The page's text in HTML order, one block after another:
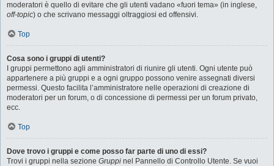
moderatori è quello di evitare che gli utenti vadano «fuori tema» (in inglese,
off-topic) o che scrivano messaggi oltraggiosi ed offensivi.
Top
Cosa sono i gruppi di utenti?
I gruppi permettono agli amministratori di riunire gli utenti. Ogni utente può
appartenere a più gruppi e a ogni gruppo possono venire assegnati diversi
permessi. Questo facilita l’amministratore nelle operazioni di creazione di
moderatori per un forum, o di concessione di permessi per un forum privato,
ecc.
Top
Dove trovo i gruppi e come posso far parte di uno di essi?
Trovi i gruppi nella sezione Gruppi nel Pannello di Controllo Utente. Se vuoi